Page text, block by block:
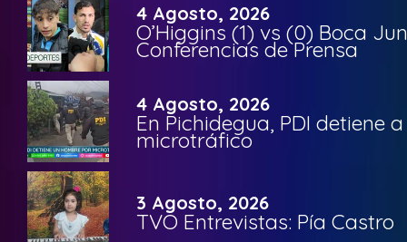
4 Agosto, 2026
O’Higgins (1) vs (0) Boca
Conferencias de Prensa
4 Agosto, 2026
En Pichidegua, PDI detiene
microtráfico
3 Agosto, 2026
TVO Entrevistas: Pía Castro